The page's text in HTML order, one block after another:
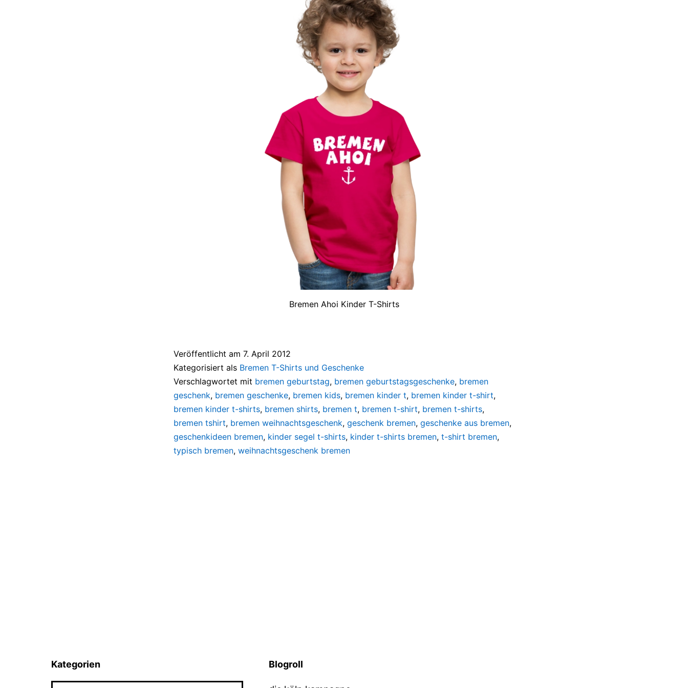
Bremen Ahoi Kinder T-Shirts
Veröffentlicht am 7. April 2012
Kategorisiert als Bremen T-Shirts und Geschenke
Verschlagwortet mit bremen geburtstag, bremen geburtstagsgeschenke, bremen
geschenk, bremen geschenke, bremen kids, bremen kinder t, bremen kinder t-shirt,
bremen kinder t-shirts, bremen shirts, bremen t, bremen t-shirt, bremen t-shirts,
bremen tshirt, bremen weihnachtsgeschenk, geschenk bremen, geschenke aus bremen,
geschenkideen bremen, kinder segel t-shirts, kinder t-shirts bremen, t-shirt bremen,
typisch bremen, weihnachtsgeschenk bremen
Kategorien Blogroll